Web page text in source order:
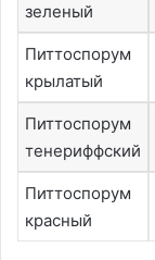
зеленый
Питтоспорум
крылатый
Питтоспорум
тенериффский
Питтоспорум
красный